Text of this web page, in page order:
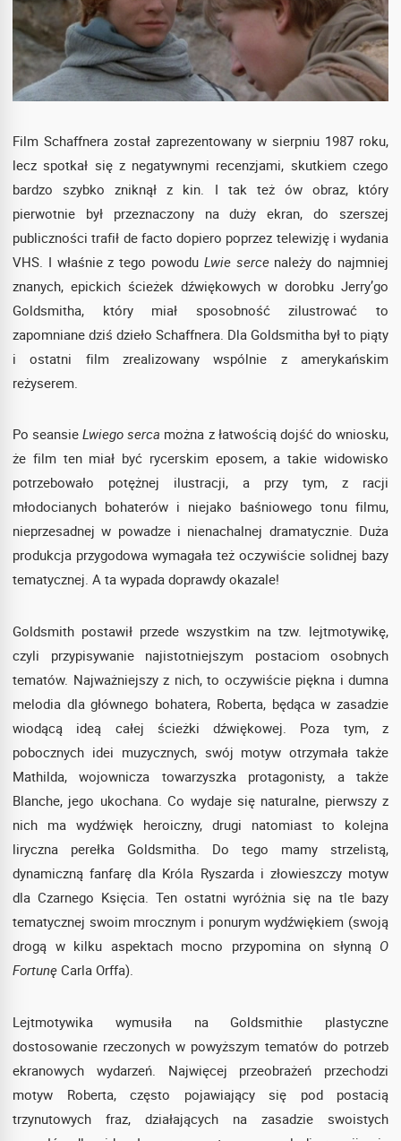
Film Schaffnera został zaprezentowany w sierpniu 1987 roku,
lecz spotkał się z negatywnymi recenzjami, skutkiem czego
bardzo szybko zniknął z kin. I tak też ów obraz, który
pierwotnie był przeznaczony na duży ekran, do szerszej
publiczności trafił de facto dopiero poprzez telewizję i wydania
VHS. I właśnie z tego powodu Lwie sercenależy do najmniej
znanych, epickich ścieżek dźwiękowych w dorobku Jerry’go
Goldsmitha, który miał sposobność zilustrować to
zapomniane dziś dzieło Schaffnera. Dla Goldsmitha był to piąty
i ostatni film zrealizowany wspólnie z amerykańskim
reżyserem.
Po seansieLwiego serca można z łatwością dojść do wniosku,
że film ten miał być rycerskim eposem, a takie widowisko
potrzebowało potężnej ilustracji, a przy tym, z racji
młodocianych bohaterów i niejako baśniowego tonu filmu,
nieprzesadnej w powadze i nienachalnej dramatycznie. Duża
produkcja przygodowa wymagała też oczywiście solidnej bazy
tematycznej. A ta wypada doprawdy okazale!
Goldsmith postawił przede wszystkim na tzw. lejtmotywikę,
czyli przypisywanie najistotniejszym postaciom osobnych
tematów. Najważniejszy z nich, to oczywiście piękna i dumna
melodia dla głównego bohatera, Roberta, będąca w zasadzie
wiodącą ideą całej ścieżki dźwiękowej. Poza tym, z
pobocznych idei muzycznych, swój motyw otrzymała także
Mathilda, wojownicza towarzyszka protagonisty, a także
Blanche, jego ukochana. Co wydaje się naturalne, pierwszy z
nich ma wydźwięk heroiczny, drugi natomiast to kolejna
liryczna perełka Goldsmitha. Do tego mamy strzelistą,
dynamiczną fanfarę dla Króla Ryszarda i złowieszczy motyw
dla Czarnego Księcia. Ten ostatni wyróżnia się na tle bazy
tematycznej swoim mrocznym i ponurym wydźwiękiem (swoją
drogą w kilku aspektach mocno przypomina on słynną O
Fortunę Carla Orffa).
Lejtmotywika wymusiła na Goldsmithie plastyczne
dostosowanie rzeczonych w powyższym tematów do potrzeb
ekranowych wydarzeń. Najwięcej przeobrażeń przechodzi
motyw Roberta, często pojawiający się pod postacią
trzynutowych fraz, działających na zasadzie swoistych